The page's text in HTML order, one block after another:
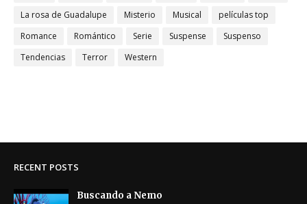
La rosa de Guadalupe
Misterio Musical
películas top
Romance
Romántico Serie Suspense
Suspenso
Tendencias
Terror Western
RECENT POSTS
Buscando a Nemo